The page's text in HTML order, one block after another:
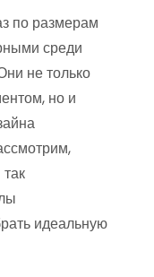
по размерам
среди
не только
но и
идеальную